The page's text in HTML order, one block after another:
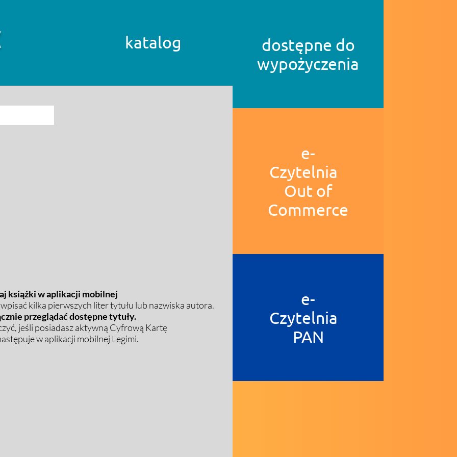
katalog
książki w aplikacji mobilnej
kilka pierwszych liter tytułu lub nazwiska autora.
przeglądać dostępne tytuły.
jeśli posiadasz aktywną Cyfrową Kartę
w aplikacji mobilnej Legimi.
dostępne do
wypożyczenia
e-
Czytelnia
Out of
Commerce
e-
Czytelnia
PAN